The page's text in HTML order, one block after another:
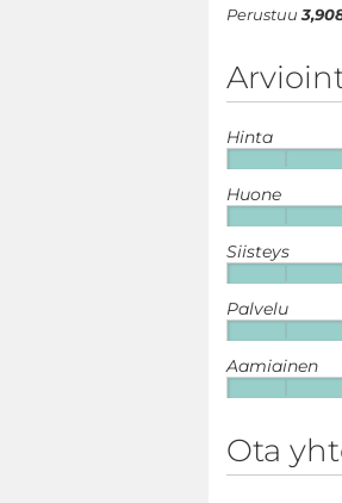
Perustuu
Hinta
Huone
Siisteys
Palvelu
Aamiainen
Ota